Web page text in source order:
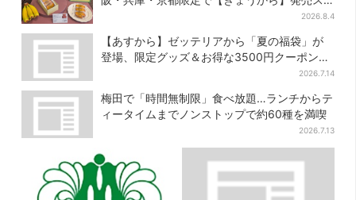
2026.8.4
【あすから】ゼッテリアから「夏の福袋」が
登場、限定グッズ＆お得な3500円クーポン付
2026.7.14
梅田で「時間無制限」食べ放題…ランチからテ
ィータイムまでノンストップで約60種を満喫
2026.7.13